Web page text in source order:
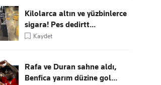
Kilolarca altın ve yüzbinlerce
sigara! Pes dedirtt...
Kaydet
Rafa ve Duran sahne aldı,
Benfica yarım düzine gol...